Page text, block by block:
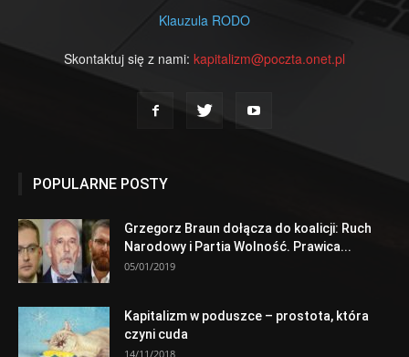
Klauzula RODO
Skontaktuj się z nami: kapitalizm@poczta.onet.pl
POPULARNE POSTY
Grzegorz Braun dołącza do koalicji: Ruch
Narodowy i Partia Wolność. Prawica...
05/01/2019
Kapitalizm w poduszce – prostota, która
czyni cuda
14/11/2018